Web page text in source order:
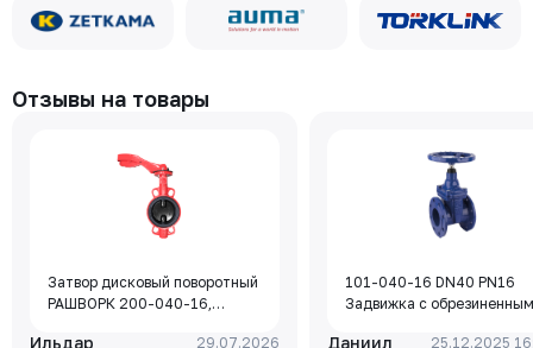
Отзывы на товары
Затвор дисковый поворотный
РАШВОРК 200-040-16,
Ильдар 29.07.2026
101-040-16 DN40 PN16
Задвижка с обрезиненным
Даниил 25.12.2025